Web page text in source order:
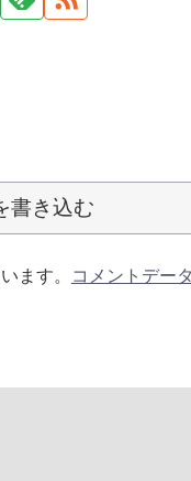
書き込む
ます。
コメントデー